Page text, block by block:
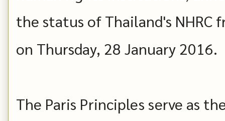
the status of Thailand's NHRC
on Thursday, 28 January 2016.
The Paris Principles serve as